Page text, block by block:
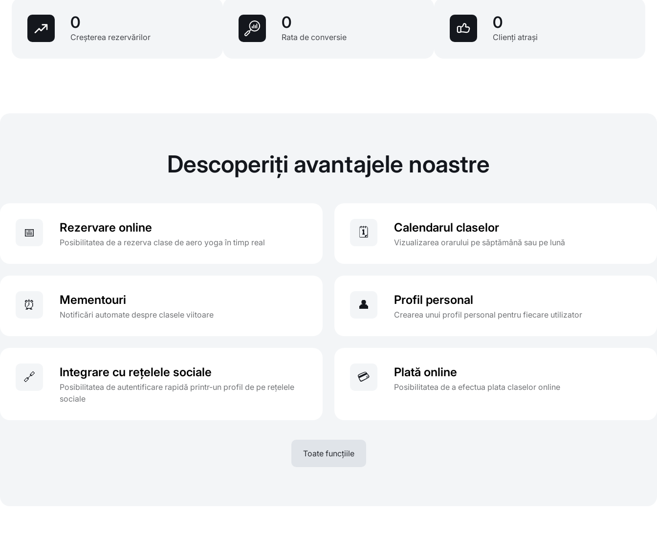
0
Creșterea rezervărilor
0
Rata de conversie
0
Clienți atrași
Descoperiți avantajele noastre
📅 Rezervare online
Posibilitatea de a rezerva clase de aero yoga în timp real
🗓️ Calendarul claselor
Vizualizarea orarului pe săptămână sau pe lună
⏰ Mementouri
Notificări automate despre clasele viitoare
👤 Profil personal
Crearea unui profil personal pentru fiecare utilizator
🔗 Integrare cu rețelele sociale
Posibilitatea de autentificare rapidă printr-un profil de pe rețelele
sociale
💳 Plată online
Posibilitatea de a efectua plata claselor online
Toate funcțiile